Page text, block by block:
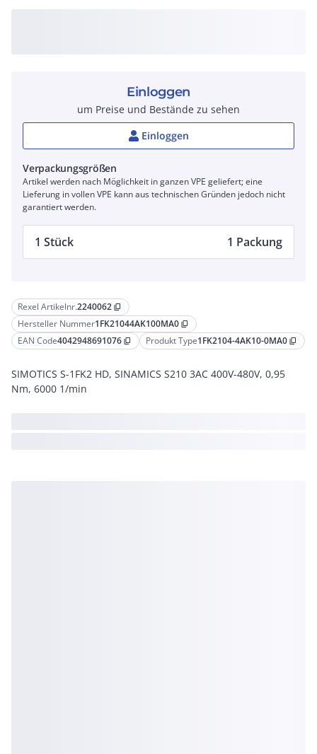
Rexel Artikelnr.2240062 content_copy
Hersteller Nummer1FK21044AK100MA0 content_copy
EAN Code4042948691076 content_copy Produkt Type1FK2104-4AK10-0MA0 content_copy
SIMOTICS S-1FK2 HD, SINAMICS S210 3AC 400V-480V, 0,95
Nm, 6000 1/min
Einloggen
um Preise und Bestände zu sehen
Einloggen
Verpackungsgrößen
Artikel werden nach Möglichkeit in ganzen VPE geliefert; eine
Lieferung in vollen VPE kann aus technischen Gründen jedoch nicht
garantiert werden.
1 Stück 1 Packung